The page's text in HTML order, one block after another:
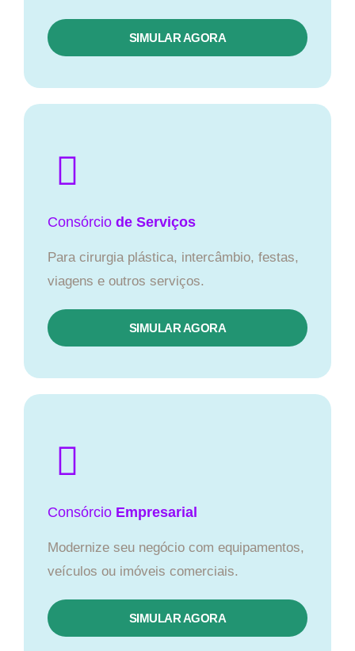
SIMULAR AGORA
Consórcio de Serviços
Para cirurgia plástica, intercâmbio, festas,
viagens e outros serviços.
SIMULAR AGORA
Consórcio Empresarial
Modernize seu negócio com equipamentos,
veículos ou imóveis comerciais.
SIMULAR AGORA